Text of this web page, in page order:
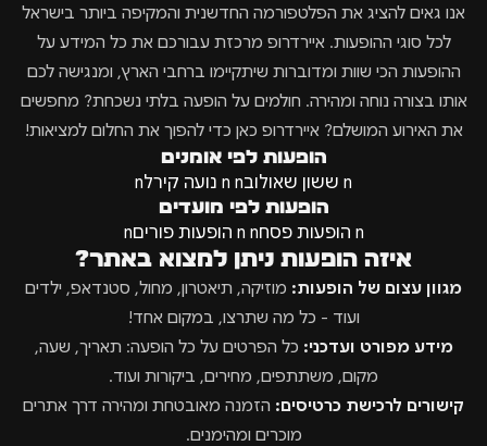
אנו גאים להציג את הפלטפורמה החדשנית והמקיפה ביותר בישראל
לכל סוגי ההופעות. איירדרופ מרכזת עבורכם את כל המידע על
ההופעות הכי שוות ומדוברות שיתקיימו ברחבי הארץ, ומנגישה לכם
אותו בצורה נוחה ומהירה. חולמים על הופעה בלתי נשכחת? מחפשים
את האירוע המושלם? איירדרופ כאן כדי להפוך את החלום למציאות!
הופעות לפי אומנים
n ששון שאולובn n נועה קירלn
הופעות לפי מועדים
n הופעות פסחn n הופעות פוריםn
איזה הופעות ניתן למצוא באתר?
מגוון עצום של הופעות: מוזיקה, תיאטרון, מחול, סטנדאפ, ילדים
ועוד - כל מה שתרצו, במקום אחד!
מידע מפורט ועדכני: כל הפרטים על כל הופעה: תאריך, שעה,
מקום, משתתפים, מחירים, ביקורות ועוד.
קישורים לרכישת כרטיסים: הזמנה מאובטחת ומהירה דרך אתרים
מוכרים ומהימנים.